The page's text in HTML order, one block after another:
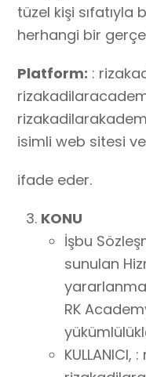
tüzel kişi
herhangi bir
Platform: :
isimli web sitesi
ifade eder.
KONU
İşbu
sunulan
yararlanma
RK